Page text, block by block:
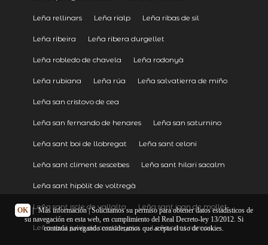
Leña rellinars Leña rialp Leña ribas de sil
Leña ribeira Leña ribera durgellet
Leña robledo de chavela Leña rodonyà
Leña rubiana Leña rúa Leña salvatierra de miño
Leña san cristovo de cea
Leña san fernando de henares Leña san saturnino
Leña sant boi de llobregat Leña sant celoni
Leña sant climent sescebes Leña sant hilari sacalm
Leña sant hipòlit de voltregà
Leña sant iscle de vallalta Leña sant joan de mollet
Leña sant julià de cerdanyola Leña sant ramon
OK | Más información| Solicitamos su permiso para obtener datos estadísticos de
su navegación en esta web, en cumplimiento del Real Decreto-ley 13/2012. Si
continúa navegando consideramos que acepta el uso de cookies.